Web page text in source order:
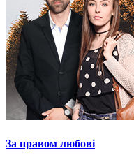
За правом любові